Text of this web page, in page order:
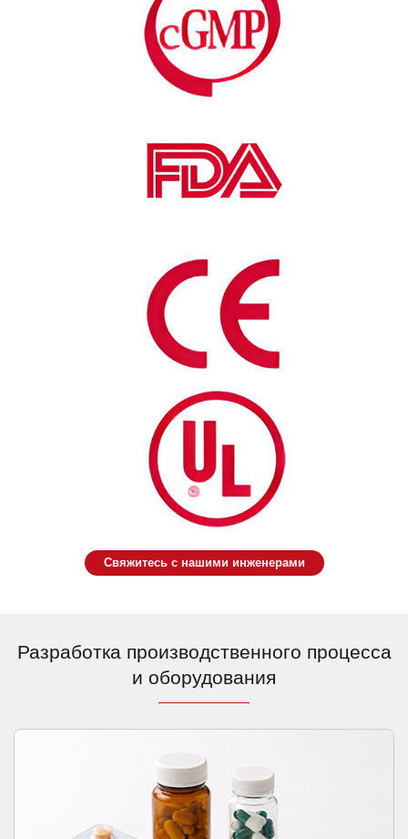
Свяжитесь с нашими инженерами
Разработка производственного процесса
и оборудования